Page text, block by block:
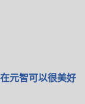
在元智可以很美好